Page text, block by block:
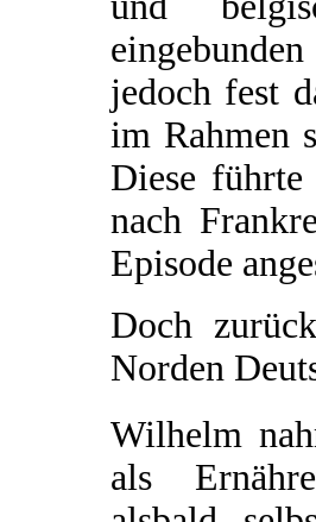
jedoch fest
im Rahmen
Diese
nach
Episode
Doch
Norden
Wilhelm
als